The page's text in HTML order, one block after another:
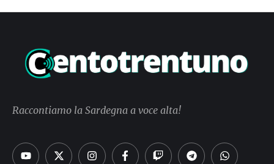
Raccontiamo la Sardegna a voce alta!